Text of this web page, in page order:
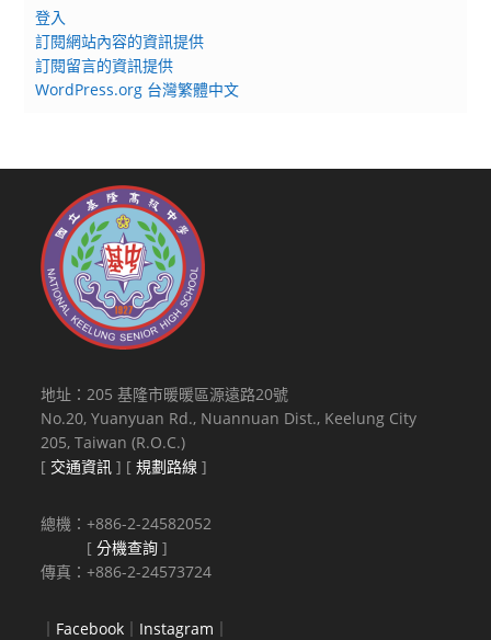
登入
訂閱網站內容的資訊提供
訂閱留言的資訊提供
WordPress.org 台灣繁體中文
地址：205 基隆市暖暖區源遠路20號
No.20, Yuanyuan Rd., Nuannuan Dist., Keelung City
205, Taiwan (R.O.C.)
[ 交通資訊 ] [規劃路線 ]
總機：+886-2-24582052
[分機查詢 ]
傳真：+886-2-24573724
｜ Facebook ｜ Instagram ｜